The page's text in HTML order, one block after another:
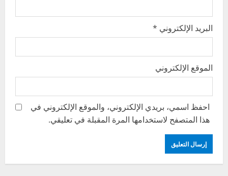
البريد الإلكتروني *
الموقع الإلكتروني
احفظ اسمي، بريدي الإلكتروني، والموقع الإلكتروني في
هذا المتصفح لاستخدامها المرة المقبلة في تعليقي.